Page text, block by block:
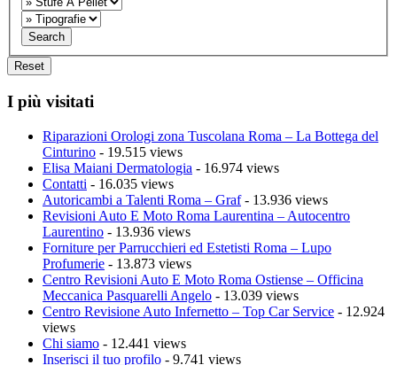
I più visitati
Riparazioni Orologi zona Tuscolana Roma – La Bottega del
Cinturino - 19.515 views
Elisa Maiani Dermatologia - 16.974 views
Contatti - 16.035 views
Autoricambi a Talenti Roma – Graf- 13.936 views
Revisioni Auto E Moto Roma Laurentina – Autocentro
Laurentino - 13.936 views
Forniture per Parrucchieri ed Estetisti Roma – Lupo
Profumerie - 13.873 views
Centro Revisioni Auto E Moto Roma Ostiense – Officina
Meccanica Pasquarelli Angelo - 13.039 views
Centro Revisione Auto Infernetto – Top Car Service - 12.924
views
Chi siamo - 12.441 views
Inserisci il tuo profilo - 9.741 views